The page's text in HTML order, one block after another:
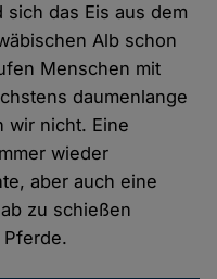
das Eis aus dem
Alb schon
Menschen mit
daumenlange
wir nicht. Eine
wieder
aber auch eine
zu schießen